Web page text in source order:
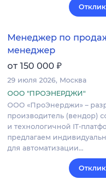
Менеджер по
менеджер
от 150 000 ₽
29 июля 2026 Москва
ООО "ПРОЭНЕРДЖИ"
ООО «ПроЭнерджи» –
производитель (вендор)
и технологичной IT-
предлагаем
для автоматизации…